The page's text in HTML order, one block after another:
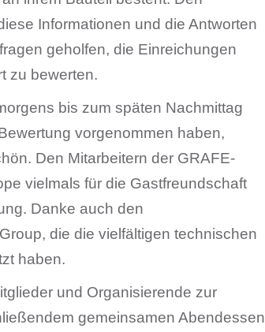
Informationen und die Antworten
geholfen, die Einreichungen
zu bewerten.
bis zum späten Nachmittag
vorgenommen haben,
Den Mitarbeitern der GRAFE-
vielmals für die Gastfreundschaft
Danke auch den
die die vielfältigen technischen
haben.
und Organisierende zur
gemeinsamen Abendessen